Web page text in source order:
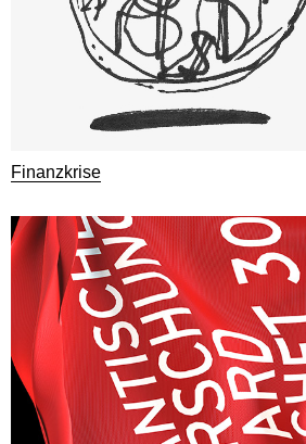
Finanzkrise